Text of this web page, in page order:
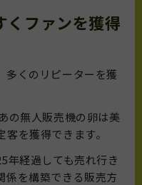
くファンを獲得
多くのリピーターを獲
の無人販売機の卵は美
を獲得できます。
年経過しても売れ行き
係を構築できる販売方